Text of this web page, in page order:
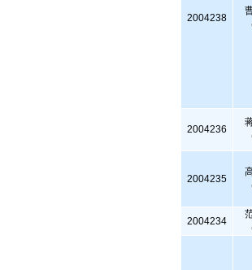
2004238
2004236
2004235
2004234